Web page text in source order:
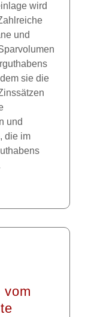
wird
und
sie die
und
die im
vom